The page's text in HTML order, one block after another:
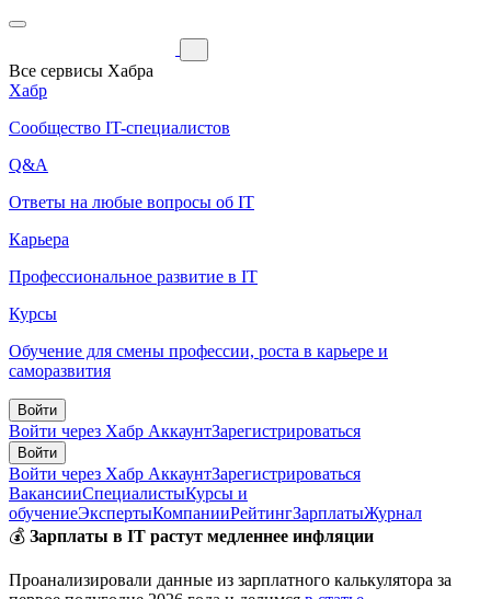
Все сервисы Хабра
Хабр
Сообщество IT-специалистов
Q&A
Ответы на любые вопросы об IT
Карьера
Профессиональное развитие в IT
Курсы
Обучение для смены профессии, роста в карьере и
саморазвития
Войти
Войти через Хабр АккаунтЗарегистрироваться
Войти
Войти через Хабр АккаунтЗарегистрироваться
ВакансииСпециалистыКурсы и
обучениеЭкспертыКомпанииРейтингЗарплатыЖурнал
💰 Зарплаты в IT растут медленнее инфляции
Проанализировали данные из зарплатного калькулятора за